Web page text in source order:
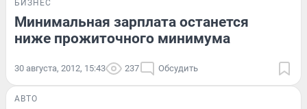
БИЗНЕС
Минимальная зарплата останется
ниже прожиточного минимума
30 августа, 2012, 15:43 237 Обсудить
АВТО